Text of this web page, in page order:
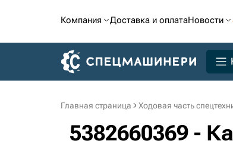
Компания Доставка и оплатаНовости
Главная страница Ходовая часть
5382660369 -